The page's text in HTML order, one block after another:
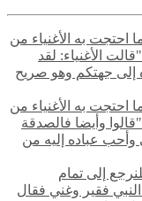
احتجت به الأغنياء من
الأغنياء: لقد
جهتكم وهو صريح
احتجت به الأغنياء من
"قالوا وأيضا فالصدقة
عباده إليه من
إلى تمام
فقير وغني فقال